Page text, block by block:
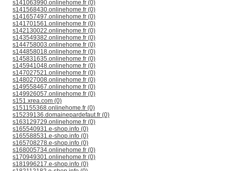
s141063990.onlinehome.fr (0)
s141568430.onlinehome.fr (0)
s141657497.onlinehome.fr (0)
s141701561.onlinehome.fr (0)
s142130022.onlinehome.fr (0)
s143549382.onlinehome.fr (0)
s144758003.onlinehome.fr (0)
s144858018.onlinehome.fr (0)
s145831635.onlinehome.fr (0)
s145941048.onlinehome.fr (0)
s147027521.onlinehome.fr (0)
s148027008.onlinehome.fr (0)
s149558467.onlinehome.fr (0)
s149926057.onlinehome.fr (0)
s151.xrea.com (0)
s151155368.onlinehome.fr (0)
s15239136.domainepardefaut.fr (0)
s163129729.onlinehome.fr (0)
s165540931.e-shop.info (0)
s165588531.e-shop.info (0)
s165708278.e-shop.info (0)
s168005734.onlinehome.fr (0)
s170949301.onlinehome.fr (0)
s181996217.e-shop.info (0)